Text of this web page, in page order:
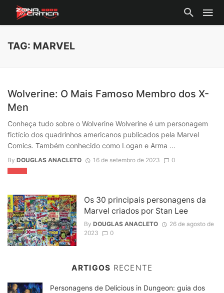
TAG: MARVEL
Wolverine: O Mais Famoso Membro dos X-
Men
Conheça tudo sobre o Wolverine Wolverine é um personagem
fictício dos quadrinhos americanos publicados pela Marvel
Comics. Também conhecido como Logan e Arma ...
By DOUGLAS ANACLETO 16 de setembro de 2023 0
Os 30 principais personagens da
Marvel criados por Stan Lee
By DOUGLAS ANACLETO
26 de agosto de
2023
0
ARTIGOS RECENTE
Personagens de Delicious in Dungeon: guia dos